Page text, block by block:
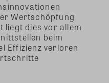
Wertschöpfung
liegt dies vor allem
beim
Effizienz verloren